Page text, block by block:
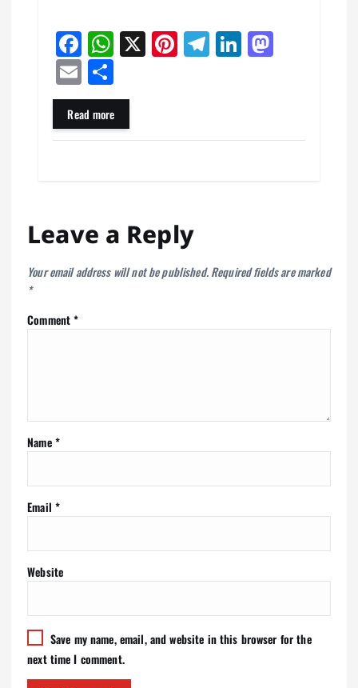
Fa
ce
bo
ok
W
ha
ts
A
pp
X Pi
nt
t
Te
le
m
Li
nk
M
n
E
m
ail
Sh
ar
e
Read more
Leave a Reply
Your email address will not be published.Required fields are marked
*
Comment*
Name*
Email *
Website
Save my name, email, and website in this browser for the
next time I comment.